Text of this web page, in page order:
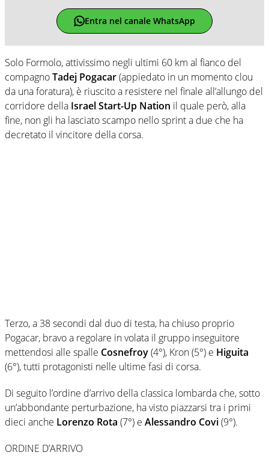
Entra nel canale WhatsApp
Solo Formolo, attivissimo negli ultimi 60 km al fianco del
compagnoTadej Pogacar(appiedato in un momento clou
da una foratura), è riuscito a resistere nel finale all’allungo del
corridore della Israel Start-Up Nation il quale però, alla
fine, non gli ha lasciato scampo nello sprint a due che ha
decretato il vincitore della corsa.
Terzo, a 38 secondi dal duo di testa, ha chiuso proprio
Pogacar, bravo a regolare in volata il gruppo inseguitore
mettendosi alle spalle Cosnefroy(4°), Kron (5°) e Higuita
(6°), tutti protagonisti nelle ultime fasi di corsa.
Di seguito l’ordine d’arrivo della classica lombarda che, sotto
un’abbondante perturbazione, ha visto piazzarsi tra i primi
dieci anche Lorenzo Rota (7°) e Alessandro Covi(9°).
ORDINE D’ARRIVO